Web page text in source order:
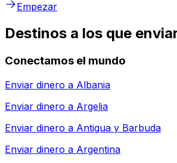
Empezar
Destinos a los que
Conectamos el mundo
Enviar dinero a Albania
Enviar dinero a Argelia
Enviar dinero a Antigua y Barbuda
Enviar dinero a Argentina